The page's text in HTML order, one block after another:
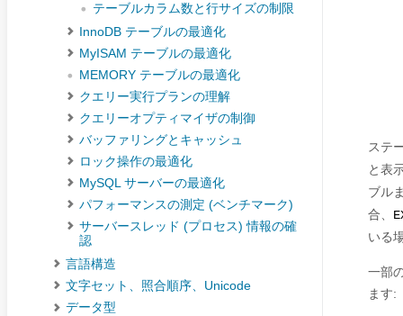
テーブルカラム数と行サイズの制限
InnoDB テーブルの最適化
MyISAM テーブルの最適化
MEMORY テーブルの最適化
クエリー実行プランの理解
クエリーオプティマイザの制御
バッファリングとキャッシュ
ロック操作の最適化
MySQL サーバーの最適化
パフォーマンスの測定 (ベンチマーク)
サーバースレッド (プロセス) 情報の確
認
言語構造
文字セット、照合順序、Unicode
データ型
ステ
と表
ブル
合、
いる
一部
ます: